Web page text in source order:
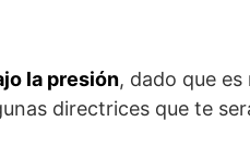
la presión, dado que
directrices que te